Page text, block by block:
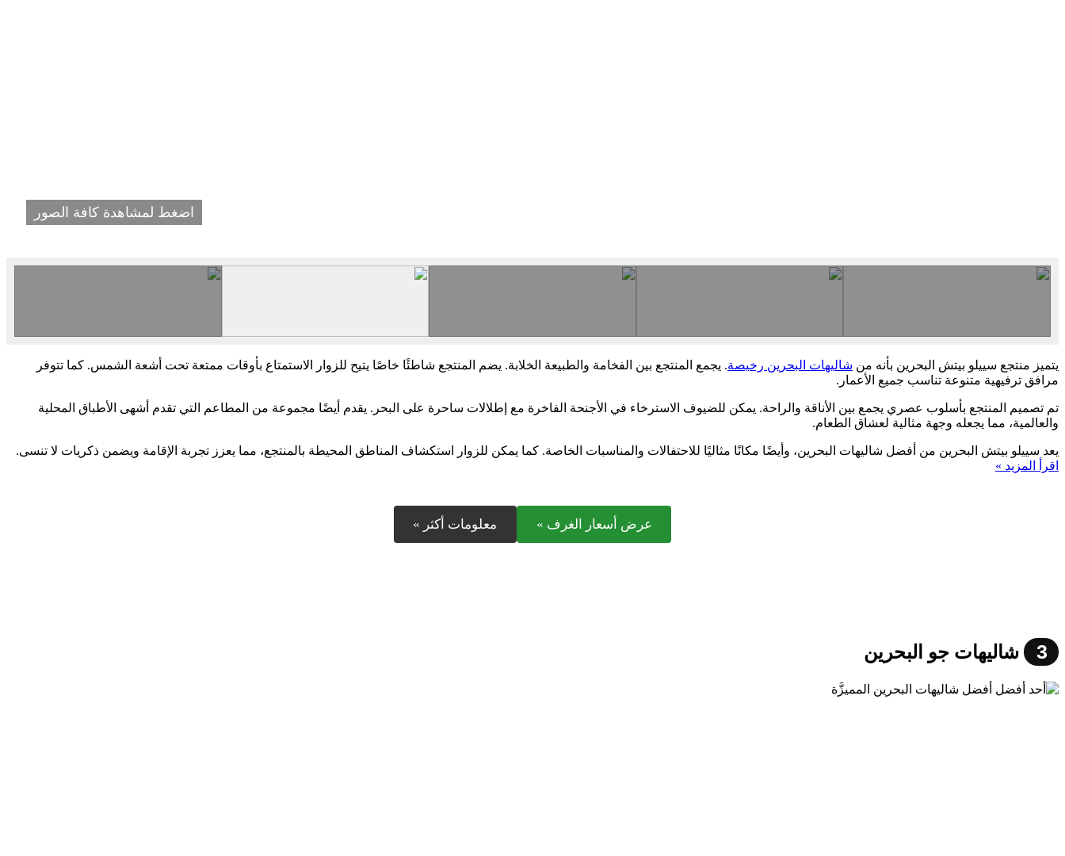
اضغط لمشاهدة كافة الصور
يتميز منتجع سييلو بيتش البحرين بأنه من شاليهات البحرين رخيصة. يجمع المنتجع بين الفخامة والطبيعة الخلابة. يضم المنتجع شاطئًا خاصًا يتيح للزوار الاستمتاع بأوقات ممتعة تحت أشعة الشمس. كما تتوفر
مرافق ترفيهية متنوعة تناسب جميع الأعمار.
تم تصميم المنتجع بأسلوب عصري يجمع بين الأناقة والراحة. يمكن للضيوف الاسترخاء في الأجنحة الفاخرة مع إطلالات ساحرة على البحر. يقدم أيضًا مجموعة من المطاعم التي تقدم أشهى الأطباق المحلية
والعالمية، مما يجعله وجهة مثالية لعشاق الطعام.
يعد سييلو بيتش البحرين من أفضل شاليهات البحرين، وأيضًا مكانًا مثاليًا للاحتفالات والمناسبات الخاصة. كما يمكن للزوار استكشاف المناطق المحيطة بالمنتجع، مما يعزز تجربة الإقامة ويضمن ذكريات لا تنسى.
اقرأ المزيد »
عرض أسعار الغرف » معلومات أكثر »
3 شاليهات جو البحرين